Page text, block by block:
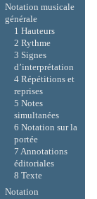
Notation musicale
générale
1 Hauteurs
2 Rythme
3 Signes
d’interprétation
4 Répétitions et
reprises
5 Notes
simultanées
6 Notation sur la
portée
7 Annotations
éditoriales
8 Texte
Notation